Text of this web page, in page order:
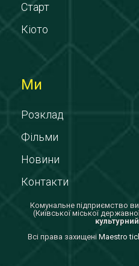
Старт
Кіото
Ми
Розклад
Фільми
Новини
Контакти
Комунальне підприємство
(Київської міської
Всi права захищенi Maestro